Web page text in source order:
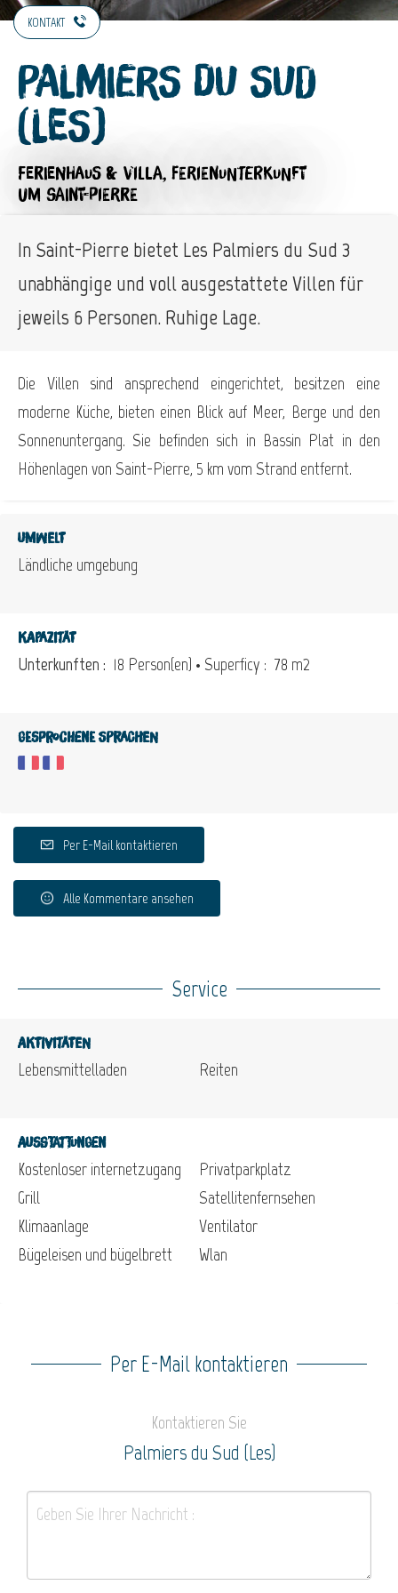
KONTAKT
Palmiers du Sud
(Les)
FERIENHAUS & VILLA, FERIENUNTERKUNFT
UM SAINT-PIERRE
In Saint-Pierre bietet Les Palmiers du Sud 3
unabhängige und voll ausgestattete Villen für
jeweils 6 Personen. Ruhige Lage.
Die Villen sind ansprechend eingerichtet, besitzen eine
moderne Küche, bieten einen Blick auf Meer, Berge und den
Sonnenuntergang. Sie befinden sich in Bassin Plat in den
Höhenlagen von Saint-Pierre, 5 km vom Strand entfernt.
Umwelt
Ländliche umgebung
Kapazität
Unterkunften : 18 Person(en) • Superficy : 78 m2
Gesprochene Sprachen
Per E-Mail kontaktieren
Alle Kommentare ansehen
Service
Aktivitäten
Lebensmittelladen Reiten
Ausstattungen
Kostenloser internetzugang
Grill
Klimaanlage
Bügeleisen und bügelbrett
Privatparkplatz
Satellitenfernsehen
Ventilator
Wlan
Per E-Mail kontaktieren
Kontaktieren Sie
Palmiers du Sud (Les)